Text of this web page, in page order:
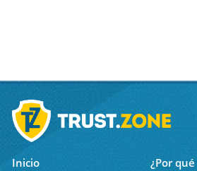
Inicio
¿Por